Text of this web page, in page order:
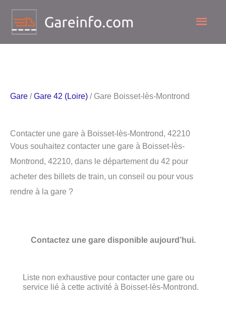
contenu
Gare /Gare 42 (Loire) / Gare Boisset-lès-Montrond
Contacter une gare à Boisset-lès-Montrond, 42210
Vous souhaitez contacter une gare à Boisset-lès-
Montrond, 42210, dans le département du 42 pour
acheter des billets de train, un conseil ou pour vous
rendre à la gare ?
Contactez une gare disponible aujourd’hui.
Liste non exhaustive pour contacter une gare ou
service lié à cette activité à Boisset-lès-Montrond.